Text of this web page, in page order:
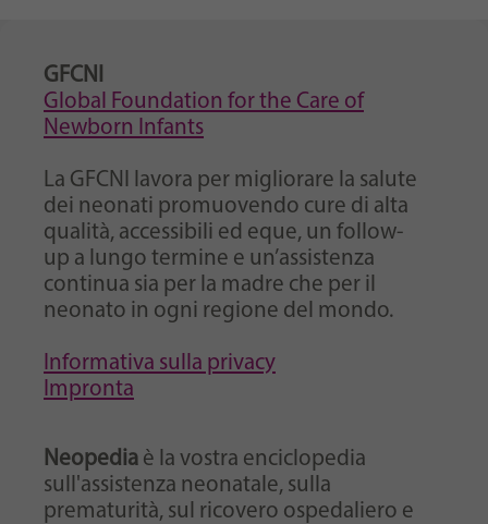
GFCNI
Global Foundation for the Care of
Newborn Infants
La GFCNI lavora per migliorare la salute
dei neonati promuovendo cure di alta
qualità, accessibili ed eque, un follow-
up a lungo termine e un’assistenza
continua sia per la madre che per il
neonato in ogni regione del mondo.
Informativa sulla privacy
Impronta
Neopedia è la vostra enciclopedia
sull'assistenza neonatale, sulla
prematurità, sul ricovero ospedaliero e